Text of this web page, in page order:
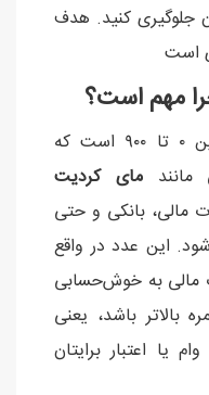
جلوگیری کنید. هدف
است
مهم است؟
رتبه یا نمره اعتباری، عددی بین ۰ تا ۹۰۰ است که
مانندمای کردیت
مالی، بانکی و حتی
این عدد در واقع
مالی به خوش‌حسابی
بالاتر باشد، یعنی
یا اعتبار برایتان